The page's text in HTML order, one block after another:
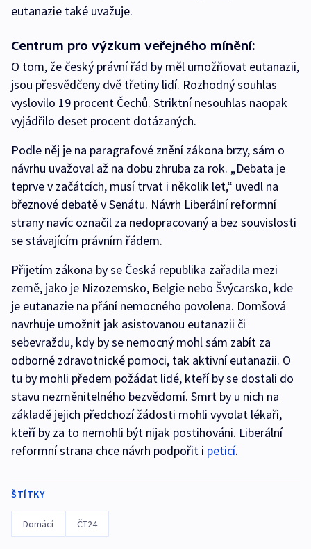
eutanazie také uvažuje.
Centrum pro výzkum veřejného mínění:
O tom, že český právní řád by měl umožňovat eutanazii,
jsou přesvědčeny dvě třetiny lidí. Rozhodný souhlas
vyslovilo 19 procent Čechů. Striktní nesouhlas naopak
vyjádřilo deset procent dotázaných.
Podle něj je na paragrafové znění zákona brzy, sám o
návrhu uvažoval až na dobu zhruba za rok. „Debata je
teprve v začátcích, musí trvat i několik let,“ uvedl na
březnové debatě v Senátu. Návrh Liberální reformní
strany navíc označil za nedopracovaný a bez souvislosti
se stávajícím právním řádem.
Přijetím zákona by se Česká republika zařadila mezi
země, jako je Nizozemsko, Belgie nebo Švýcarsko, kde
je eutanazie na přání nemocného povolena. Domšová
navrhuje umožnit jak asistovanou eutanazii či
sebevraždu, kdy by se nemocný mohl sám zabít za
odborné zdravotnické pomoci, tak aktivní eutanazii. O
tu by mohli předem požádat lidé, kteří by se dostali do
stavu nezměnitelného bezvědomí. Smrt by u nich na
základě jejich předchozí žádosti mohli vyvolat lékaři,
kteří by za to nemohli být nijak postihováni. Liberální
reformní strana chce návrh podpořit i peticí.
ŠTÍTKY
Domácí ČT24